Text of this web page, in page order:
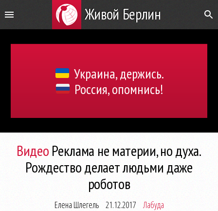
Живой Берлин
Украина, держись.
Россия, опомнись!
Видео Реклама не материи, но духа.
Рождество делает людьми даже
роботов
Елена Шлегель 21.12.2017 Лабуда